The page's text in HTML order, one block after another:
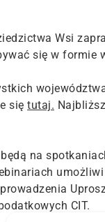
Wsi
się w formie
się tutaj.
na
CIT.